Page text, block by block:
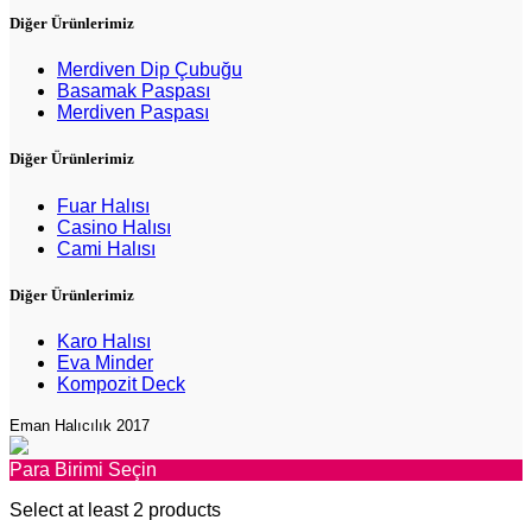
Diğer Ürünlerimiz
Merdiven Dip Çubuğu
Basamak Paspası
Merdiven Paspası
Diğer Ürünlerimiz
Fuar Halısı
Casino Halısı
Cami Halısı
Diğer Ürünlerimiz
Karo Halısı
Eva Minder
Kompozit Deck
Eman Halıcılık 2017
Para Birimi Seçin
Select at least 2 products